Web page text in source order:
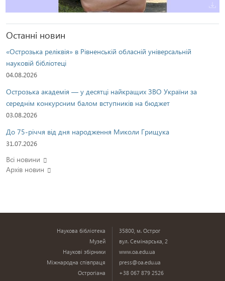
Останні новин
«Острозька реліквія» в Рівненській обласній універсальній
науковій бібліотеці
04.08.2026
Острозька академія — у десятці найкращих ЗВО України за
середнім конкурсним балом вступників на бюджет
03.08.2026
До 75-річчя від дня народження Миколи Грищука
31.07.2026
Всі новини
Архів новин
Наукова бібліотека
Музей
Наукові збірники
Міжнародна співпраця
Острогіана
35800, м. Острог
вул. Семінарська, 2
www.oa.edu.ua
press@oa.edu.ua
+38 067 879 2526